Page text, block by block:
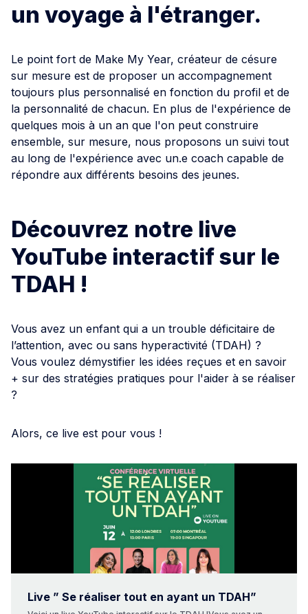
un voyage à l'étranger.
Le point fort de Make My Year, créateur de césure
sur mesure est de proposer un accompagnement
toujours plus personnalisé en fonction du profil et de
la personnalité de chacun. En plus de l'expérience de
quelques mois à un an que l'on peut construire
ensemble, sur mesure, nous proposons un suivi tout
au long de l'expérience avec un.e coach capable de
répondre aux différents besoins des jeunes.
Découvrez notre live
YouTube interactif sur le
TDAH !
Vous avez un enfant qui a un trouble déficitaire de
l’attention, avec ou sans hyperactivité (TDAH) ?
Vous voulez démystifier les idées reçues et en savoir
+ sur des stratégies pratiques pour l'aider à se réaliser
?
Alors, ce live est pour vous !
Live ” Se réaliser tout en ayant un TDAH”